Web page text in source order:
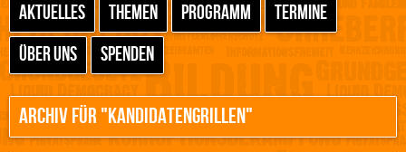
AKTUELLES THEMEN PROGRAMM
TERMINE
ÜBER UNS
SPENDEN
ARCHIV FÜR "KANDIDATENGRILLEN"